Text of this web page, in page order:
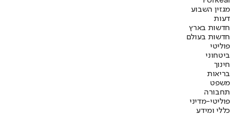
מגזין השבוע
דעות
חדשות בארץ
חדשות בעולם
פוליטי
ביטחוני
חינוך
בריאות
משפט
תחבורה
פוליטי-מדיני
כללי ומידע